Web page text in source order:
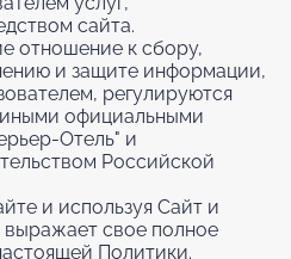
сайта.
отношение к сбору,
и защите информации,
регулируются
официальными
Отель" и
Российской
и используя Сайт и
свое полное
Политики.